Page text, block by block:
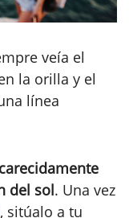
veía el
la orilla y el
línea
del sol. Una vez
, sitúalo a tu